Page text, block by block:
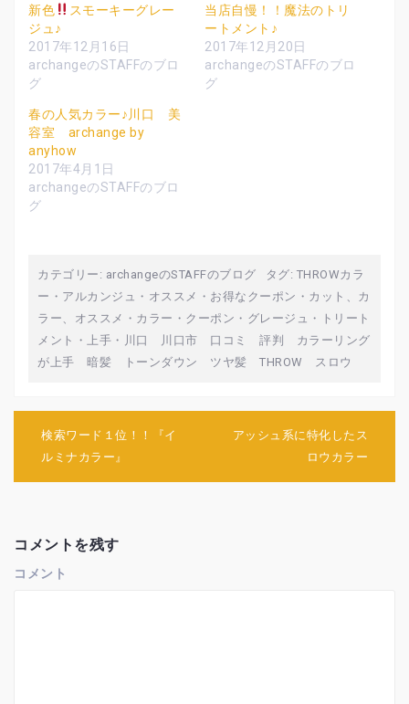
t
t
e
r
で
共
し
い
ウ
ィ
ン
ド
ウ
で
開
共
有
る
に
は
ク
ク
し
て
く
さ
い
(
新
ウ
開
き
ま
す
g
+
で
共
し
い
ウ
ィ
で
開
新色
スモーキーグレー
ジュ♪
2017年12月16日
archangeのSTAFFのブロ
グ
当店自慢！！魔法のトリ
ートメント♪
2017年12月20日
archangeのSTAFFのブロ
グ
春の人気カラー♪川口 美
容室 archange by
anyhow
2017年4月1日
archangeのSTAFFのブロ
グ
カテゴリー: archangeのSTAFFのブログ タグ: THROWカラ
ー ・ アルカンジュ ・ オススメ ・ お得なクーポン ・ カット、カ
ラー、オススメ ・ カラー ・ クーポン ・ グレージュ ・
トリート
メント ・ 上手 ・
川口 川口市 口コミ 評判 カラーリング
が上手 暗髪 トーンダウン ツヤ髪 THROW スロウ
シ
ン
検索ワード１位！！『イ
ルミナカラー』
アッシュ系に特化したス
ロウカラー
コメントを残す
コメント